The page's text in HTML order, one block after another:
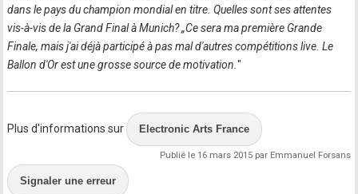
dans le pays du champion mondial en titre. Quelles sont ses attentes
vis-à-vis de la Grand Final à Munich? „Ce sera ma première Grande
Finale, mais j'ai déjà participé à pas mal d'autres compétitions live. Le
Ballon d'Or est une grosse source de motivation."
Plus d'informations sur Electronic Arts France
Publié le 16 mars 2015 par Emmanuel Forsans
Signaler une erreur